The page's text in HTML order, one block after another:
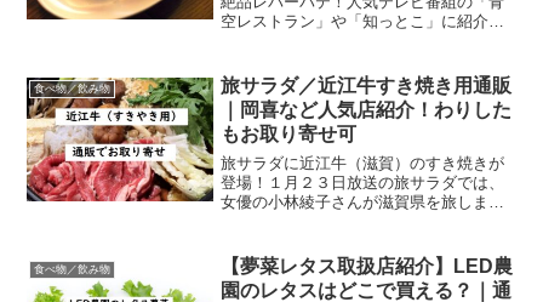
空レストラン」や「知っとこ」に紹介さ
肉のお店が作った鶏レバーです。口コミ
で話題になったのをきっか...
食べ物／飲み物
旅サラダ／近江牛すき焼き用通販
｜岡喜など人気店紹介！わりした
もお取り寄せ可
旅サラダに近江牛（滋賀）のすき焼きが
登場！１月２３日放送の旅サラダでは、
女優の小林綾子さんが滋賀県を旅しま
お取り寄せできる近江牛（すき焼き用）
をご紹介。滋賀県の誇り！近...
食べ物／飲み物
【夢菜レタス取扱店紹介】LED農
園のレタスはどこで買える？｜通